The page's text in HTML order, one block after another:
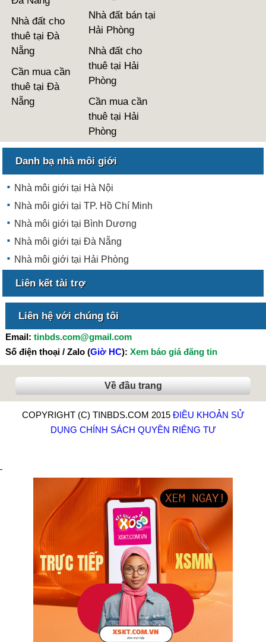
Nhà đất cho
thuê tại Đà
Nẵng
Cần mua cần
thuê tại Đà
Nẵng
Nhà đất bán tại
Hải Phòng
Nhà đất cho
thuê tại Hải
Phòng
Cần mua cần
thuê tại Hải
Phòng
Danh bạ nhà môi giới
Nhà môi giới tại Hà Nội
Nhà môi giới tại TP. Hồ Chí Minh
Nhà môi giới tại Bình Dương
Nhà môi giới tại Đà Nẵng
Nhà môi giới tại Hải Phòng
Liên kết tài trợ
Liên hệ với chúng tôi
Email: tinbds.com@gmail.com
Số điện thoại / Zalo (Giờ HC): Xem báo giá đăng tin
Về đầu trang
COPYRIGHT (C) TINBDS.COM 2015 ĐIỀU KHOẢN SỬ
DỤNG CHÍNH SÁCH QUYỀN RIÊNG TƯ